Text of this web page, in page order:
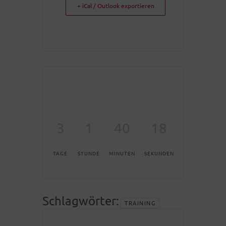
+ iCal / Outlook exportieren
TAGE STUNDE MINUTEN SEKUNDEN
Schlagwörter: TRAINING